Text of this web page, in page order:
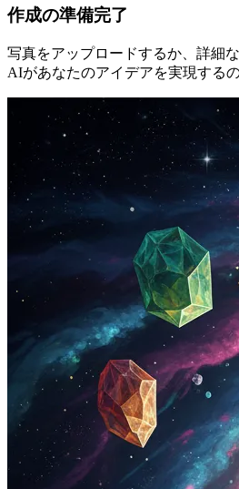
作成の準備完了
写真をアップロードするか、詳細
AIがあなたのアイデアを実現する